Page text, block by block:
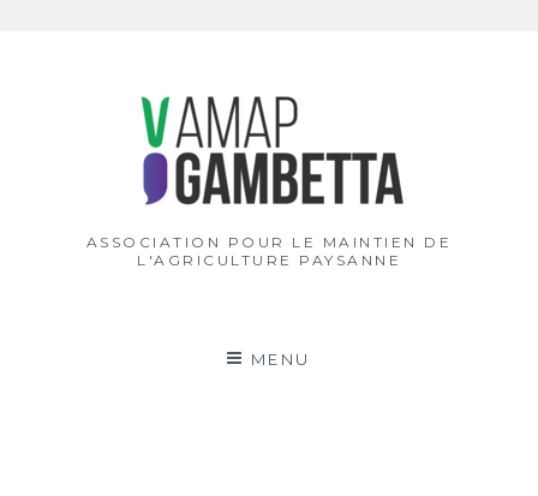
ASSOCIATION POUR LE MAINTIEN DE
L'AGRICULTURE PAYSANNE
MENU